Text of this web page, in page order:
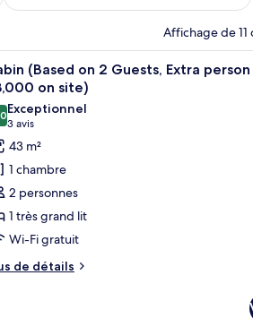
Affichage de 11
une lampe.
grand lit, d’un bureau avec des chaises,
:
Une chambre
3
(Based on 2 Guests, Extra
on site)
sur 10
Exceptionnel
3 avis
(3 avis)
43 m²
1 chambre
2 personnes
1 très grand lit
Wi-Fi gratuit
de détails